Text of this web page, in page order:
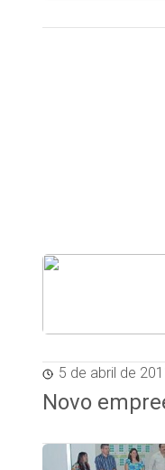
5 de abril de
Novo